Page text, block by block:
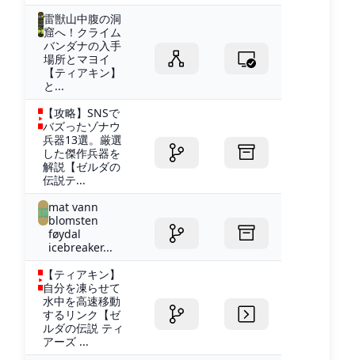
雷獣山中腹の洞
窟へ！クライム
バンダナの入手
場所とマヨイ
【ティアキン】
と...
【攻略】SNSで
バズったゾナウ
兵器13選。厳選
した傑作兵器を
解説【ゼルダの
伝説テ...
mat vann
blomsten
føydal
icebreaker...
【ティアキン】
自分を凍らせて
水中を高速移動
するリンク【ゼ
ルダの伝説 ティ
アーズ ...